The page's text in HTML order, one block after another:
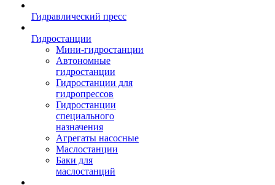
Гидравлический пресс
Гидростанции
Мини-гидростанции
Автономные
гидростанции
Гидростанции для
гидропрессов
Гидростанции
специального
назначения
Агрегаты насосные
Маслостанции
Баки для
маслостанций